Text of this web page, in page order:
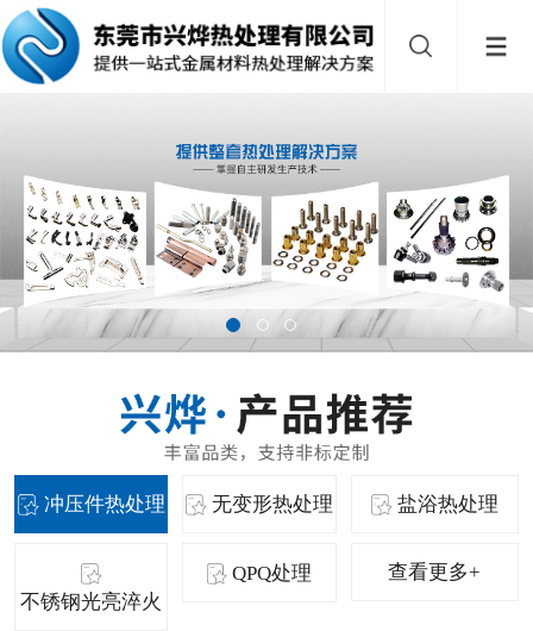
冲压件热处理 无变形热处理 盐浴热处理
不锈钢光亮淬火
QPQ处理 查看更多+